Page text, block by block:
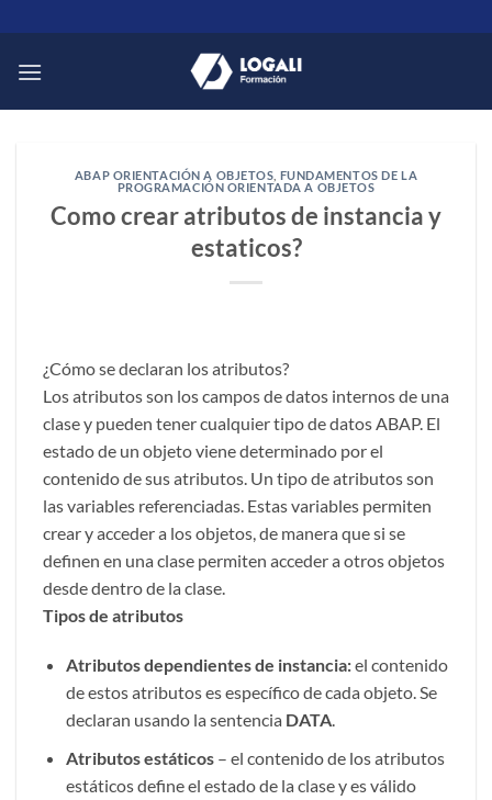
al
contenido
ABAP ORIENTACIÓN A OBJETOS FUNDAMENTOS DE LA
PROGRAMACIÓN ORIENTADA A OBJETOS
Como crear atributos de instancia y
estaticos?
¿Cómo se declaran los atributos?
Los atributos son los campos de datos internos de una
clase y pueden tener cualquier tipo de datos ABAP. El
estado de un objeto viene determinado por el
contenido de sus atributos. Un tipo de atributos son
las variables referenciadas. Estas variables permiten
crear y acceder a los objetos, de manera que si se
definen en una clase permiten acceder a otros objetos
desde dentro de la clase.
Tipos de atributos
Atributos dependientes de instancia:el contenido
de estos atributos es específico de cada objeto. Se
declaran usando la sentencia DATA.
Atributos estáticos – el contenido de los atributos
estáticos define el estado de la clase y es válido